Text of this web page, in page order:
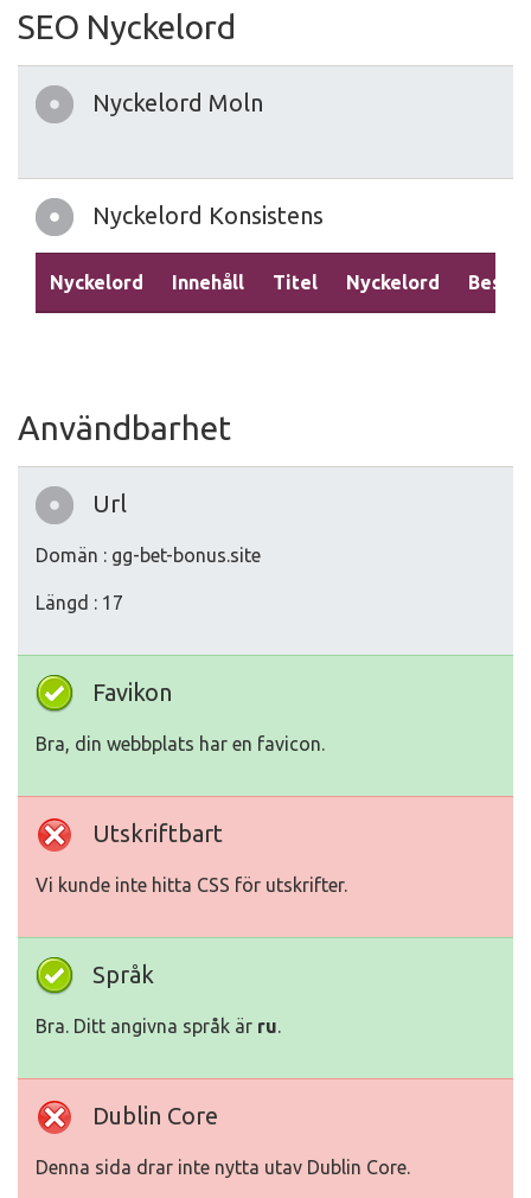
SEO Nyckelord
Nyckelord Moln
Nyckelord Konsistens
Nyckelord Innehåll Titel Nyckelord
Användbarhet
Url
Domän : gg-bet-bonus.site
Längd : 17
Favikon
Bra, din webbplats har en favicon.
Utskriftbart
Vi kunde inte hitta CSS för utskrifter.
Språk
Bra. Ditt angivna språk är ru.
Dublin Core
Denna sida drar inte nytta utav Dublin Core.